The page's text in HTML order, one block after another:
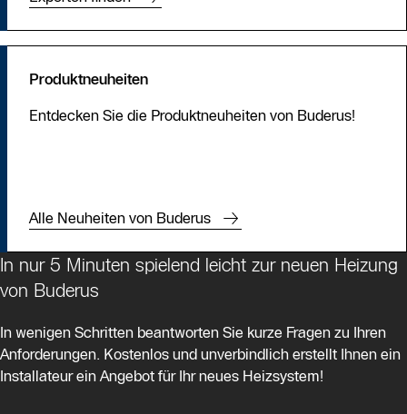
Produktneuheiten
Entdecken Sie die Produktneuheiten von Buderus!
Alle Neuheiten von Buderus
In nur 5 Minuten spielend leicht zur neuen Heizung
von Buderus
In wenigen Schritten beantworten Sie kurze Fragen zu Ihren
Anforderungen. Kostenlos und unverbindlich erstellt Ihnen ein
Installateur ein Angebot für Ihr neues Heizsystem!